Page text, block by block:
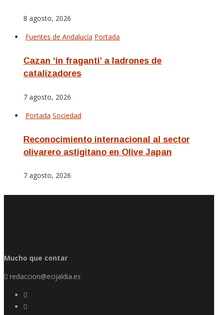
8 agosto, 2026
Fuentes de Andalucía Portada
Cazan ‘in fraganti’ a ladrones de
catalizadores
7 agosto, 2026
Portada Sociedad
Reconocimiento internacional al sector
olivarero astigitano en Olive Japan
7 agosto, 2026
Mucho que contar
redaccion@ecijaldia.es